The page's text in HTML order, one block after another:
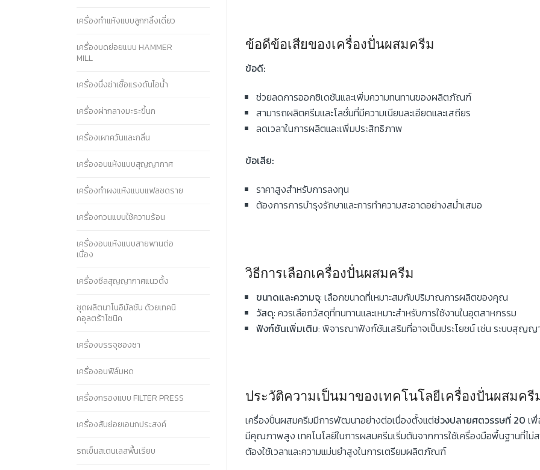
ข้อดีข้อเสียของเครื่องปั่นผสมครีม
ข้อดี:
ช่วยลดการออกซิเดชันและเพิ่มความทนทานของผลิตภัณฑ์
สามารถผลิตครีมและโลชั่นที่มีความเนียนละเอียดและเสถียร
ลดเวลาในการผลิตและเพิ่มประสิทธิภาพ
ข้อเสีย:
ราคาสูงสำหรับการลงทุน
ต้องการการบำรุงรักษาและการทำความสะอาดอย่างสม่ำเสมอ
วิธีการเลือกเครื่องปั่นผสมครีม
ขนาดและความจุ: เลือกขนาดที่เหมาะสมกับปริมาณการผลิตของคุณ
วัสดุ: ควรเลือกวัสดุที่ทนทานและเหมาะสำหรับการใช้งานในอุตสาหกรรม
ฟังก์ชันเพิ่มเติม: พิจารณาฟังก์ชันเสริมที่อาจเป็นประโยชน์ เช่น ระบบสุญ
ประวัติความเป็นมาของเทคโนโลยีเครื่องปั่นผสมครี
เครื่องปั่นผสมครีมมีการพัฒนาอย่างต่อเนื่องตั้งแต่ช่วงปลายศตวรรษที่ 20 เ
มีคุณภาพสูง เทคโนโลยีในการผสมครีมเริ่มต้นจากการใช้เครื่องมือพื้นฐานที่
ต้องใช้เวลาและความแม่นยำสูงในการเตรียมผลิตภัณฑ์
เครื่องทำแห้งแบบลูกกลิ้งเดี่ยว
เครื่องบดย่อยแบบ HAMMER
MILL
เครื่องนึ่งฆ่าเชื้อแรงดันไอน้ำ
เครื่องผ่ากลางมะระขี้นก
เครื่องเผาควันและกลิ่น
เครื่องอบแห้งแบบสุญญากาศ
เครื่องทำผงแห้งแบบแฟลชดราย
เครื่องกวนแบบใช้ความร้อน
เครื่องอบแห้งแบบสายพานต่อ
เนื่อง
เครื่องซีลสุญญากาศแนวตั้ง
ชุดผลิตนาโนอิมัลชัน ด้วยเทคนิ
คอุลตร้าโซนิค
เครื่องบรรจุซองชา
เครื่องอบฟิล์มหด
เครื่องกรองแบบ FILTER PRESS
เครื่องสับย่อยเอนกประสงค์
รถเข็นสเตนเลสพื้นเรียบ